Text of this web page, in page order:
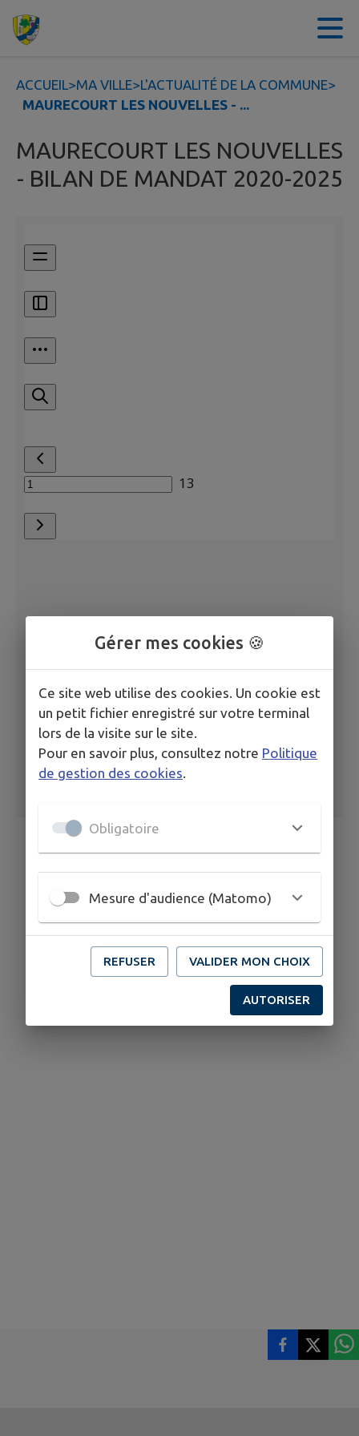
Contenu
ACCUEIL>MA VILLE>L'ACTUALITÉ DE LA COMMUNE>
MAURECOURT LES NOUVELLES - ...
MAURECOURT LES NOUVELLES
- BILAN DE MANDAT 2020-2025
Gérer mes cookies 🍪
Ce site web utilise des cookies. Un cookie est
un petit fichier enregistré sur votre terminal
lors de la visite sur le site.
Pour en savoir plus, consultez notre Politique
de gestion des cookies.
Obligatoire
Mesure d'audience (Matomo)
REFUSER VALIDER MON CHOIX
AUTORISER